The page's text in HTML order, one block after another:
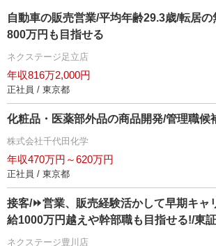
自動車の販売営業/平均年齢29.3歳/転居の
800万円も目指せる
ネクステージ足立店
年収816万2,000円
正社員 / 東京都
化粧品・医薬部外品の商品開発/管理職候
株式会社千代田化学
年収470万円～620万円
正社員 / 東京都
接客/⏩️営業、販売経験活かして早期キャ
給1000万円越えや幹部職も目指せる!/東
ネクステージ豊川店